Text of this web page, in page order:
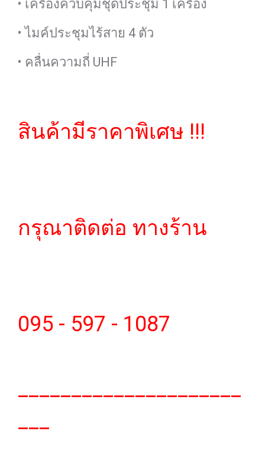
• เครื่องควบคุมชุดประชุม 1 เครื่อง
• ไมค์ประชุมไร้สาย 4 ตัว
• คลื่นความถี่ UHF
สินค้ามีราคาพิเศษ !!!
กรุณาติดต่อ ทางร้าน
095 - 597 - 1087
_____________________
___